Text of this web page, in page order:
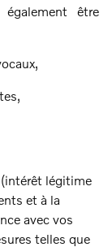
être
légitime
et à la
avec vos
telles que